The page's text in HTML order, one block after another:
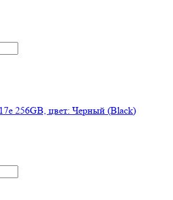
256GB, цвет: Черный (Black)